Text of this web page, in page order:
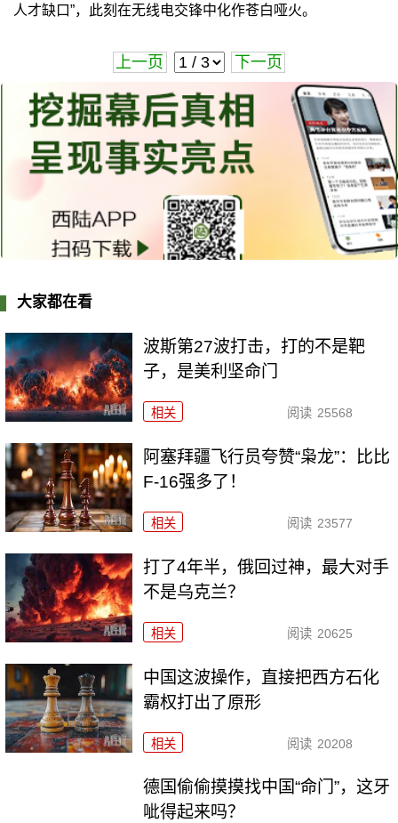
人才缺口”，此刻在无线电交锋中化作苍白哑火。
上一页 下一页
大家都在看
波斯第27波打击，打的不是靶
子，是美利坚命门
相关 阅读 25568
阿塞拜疆飞行员夸赞“枭龙”：比比
F-16强多了！
相关 阅读 23577
打了4年半，俄回过神，最大对手
不是乌克兰？
相关 阅读 20625
中国这波操作，直接把西方石化
霸权打出了原形
相关 阅读 20208
德国偷偷摸摸找中国“命门”，这牙
呲得起来吗？